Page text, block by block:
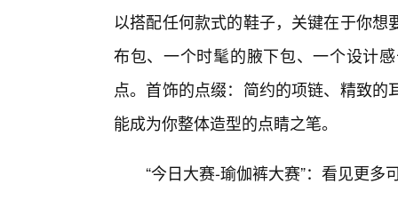
以搭配任何款式的鞋子，关键在于你
布包、一个时髦的腋下包、一个设计
点。首饰的点缀：简约的项链、精致
能成为你整体造型的点睛之笔。
“今日大赛-瑜伽裤大赛”：看见更多